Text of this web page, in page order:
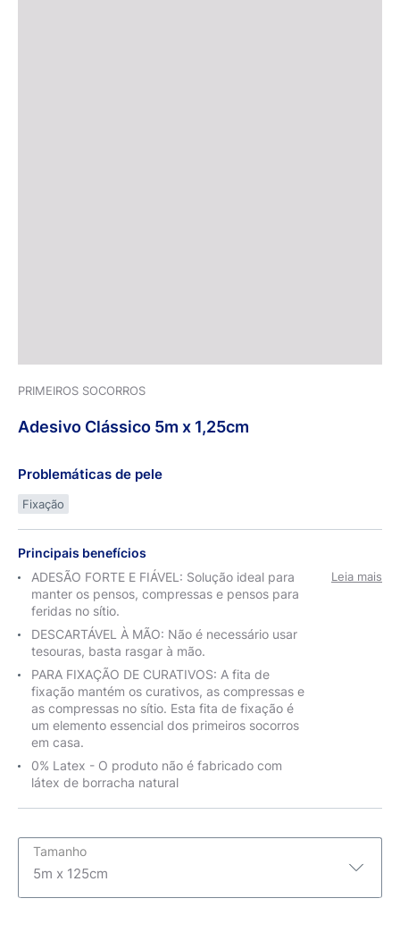
PRIMEIROS SOCORROS
Adesivo Clássico 5m x 1,25cm
Problemáticas de pele
Fixação
Principais benefícios
ADESÃO FORTE E FIÁVEL: Solução ideal para
manter os pensos, compressas e pensos para
feridas no sítio.
DESCARTÁVEL À MÃO: Não é necessário usar
tesouras, basta rasgar à mão.
PARA FIXAÇÃO DE CURATIVOS: A fita de
fixação mantém os curativos, as compressas e
as compressas no sítio. Esta fita de fixação é
um elemento essencial dos primeiros socorros
em casa.
0% Latex - O produto não é fabricado com
látex de borracha natural
Leia mais
Tamanho
5m x 125cm